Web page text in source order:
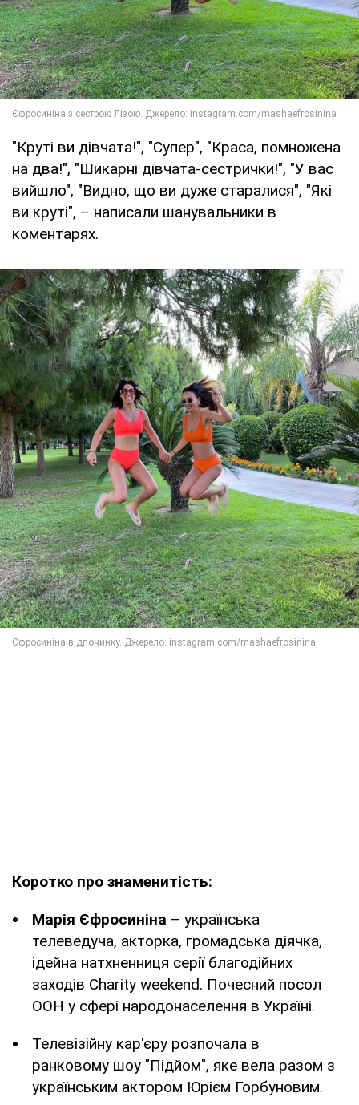
"Круті ви дівчата!", "Супер", "Краса, помножена
на два!", "Шикарні дівчата-сестрички!", "У вас
вийшло", "Видно, що ви дуже старалися", "Які
ви круті", – написали шанувальники в
коментарях.
Коротко про знаменитість:
Марія Єфросиніна – українська
телеведуча, акторка, громадська діячка,
ідейна натхненниця серії благодійних
заходів Charity weekend. Почесний посол
ООН у сфері народонаселення в Україні.
Телевізійну кар'єру розпочала в
ранковому шоу "Підйом", яке вела разом з
українським актором Юрієм Горбуновим.